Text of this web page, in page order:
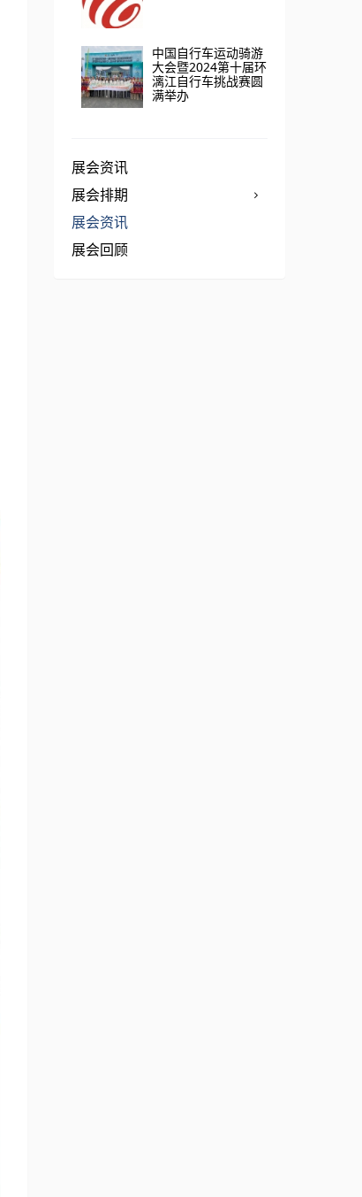
中国自行车运动骑游
大会暨2024第十届环
漓江自行车挑战赛圆
满举办
展会资讯
展会排期
展会资讯
展会回顾